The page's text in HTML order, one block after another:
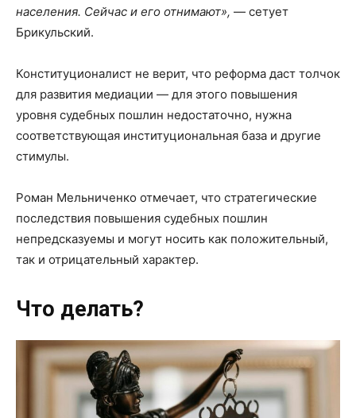
населения. Сейчас и его отнимают», — сетует
Брикульский.
Конституционалист не верит, что реформа даст толчок
для развития медиации — для этого повышения
уровня судебных пошлин недостаточно, нужна
соответствующая институциональная база и другие
стимулы.
Роман Мельниченко отмечает, что стратегические
последствия повышения судебных пошлин
непредсказуемы и могут носить как положительный,
так и отрицательный характер.
Что делать?